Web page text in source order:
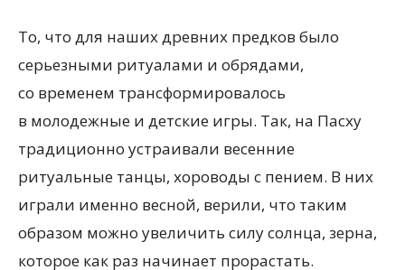
То, что для наших древних предков было
серьезными ритуалами и обрядами,
со временем трансформировалось
в молодежные и детские игры. Так, на Пасху
традиционно устраивали весенние
ритуальные танцы, хороводы с пением. В них
играли именно весной, верили, что таким
образом можно увеличить силу солнца, зерна,
которое как раз начинает прорастать.